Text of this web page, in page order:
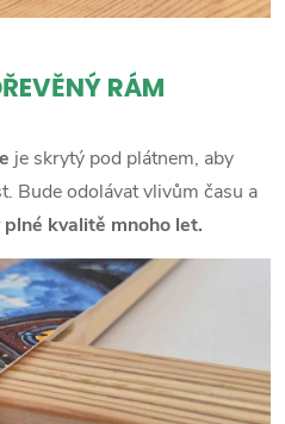
RÁM
je skrytý pod plátnem, aby
Bude odolávat vlivům času a
kvalitě mnoho let.